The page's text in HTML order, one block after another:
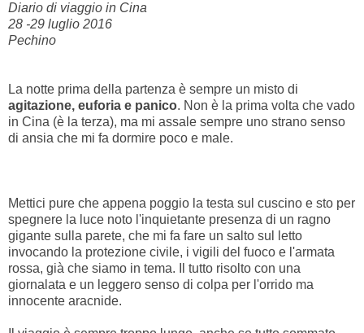
Diario di viaggio in Cina
28 -29 luglio 2016
Pechino
La notte prima della partenza è sempre un misto di
agitazione, euforia e panico. Non è la prima volta che vado
in Cina (è la terza), ma mi assale sempre uno strano senso
di ansia che mi fa dormire poco e male.
Mettici pure che appena poggio la testa sul cuscino e sto per
spegnere la luce noto l'inquietante presenza di un ragno
gigante sulla parete, che mi fa fare un salto sul letto
invocando la protezione civile, i vigili del fuoco e l'armata
rossa, già che siamo in tema. Il tutto risolto con una
giornalata e un leggero senso di colpa per l'orrido ma
innocente aracnide.